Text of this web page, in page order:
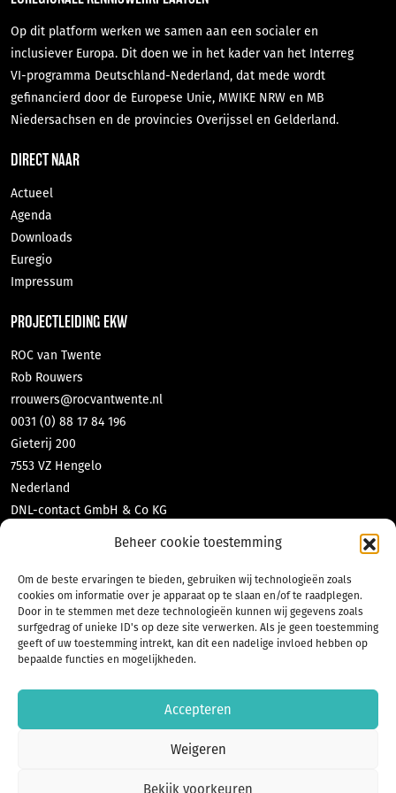
Beheer cookie toestemming
Om de beste ervaringen te bieden, gebruiken wij technologieën zoals
cookies om informatie over je apparaat op te slaan en/of te raadplegen.
Door in te stemmen met deze technologieën kunnen wij gegevens zoals
surfgedrag of unieke ID's op deze site verwerken. Als je geen toestemming
geeft of uw toestemming intrekt, kan dit een nadelige invloed hebben op
bepaalde functies en mogelijkheden.
Accepteren
Weigeren
Bekijk voorkeuren
Op dit platform werken we samen aan een socialer en
inclusiever Europa. Dit doen we in het kader van het Interreg
VI-programma Deutschland-Nederland, dat mede wordt
gefinancierd door de Europese Unie, MWIKE NRW en MB
Niedersachsen en de provincies Overijssel en Gelderland.
DIRECT NAAR
Actueel
Agenda
Downloads
Euregio
Impressum
PROJECTLEIDING EKW
ROC van Twente
Rob Rouwers
rrouwers@rocvantwente.nl
0031 (0) 88 17 84 196
Gieterij 200
7553 VZ Hengelo
Nederland
DNL-contact GmbH & Co KG
0049 (0) 2551 70 471 10
Bahnhofstraße 35
48565 Steinfurt
Deutschland